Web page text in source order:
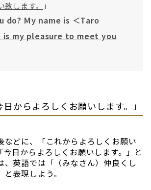
します。
」
do? My name is ＜Taro
is my pleasure to meet you
日からよろしくお願いします。」
などに、「これからよろしくお願い
今日からよろしくお願いします。」と
、英語では「（みなさん）仲良くし
表現しよう。